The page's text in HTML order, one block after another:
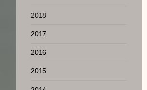
2018
2017
2016
2015